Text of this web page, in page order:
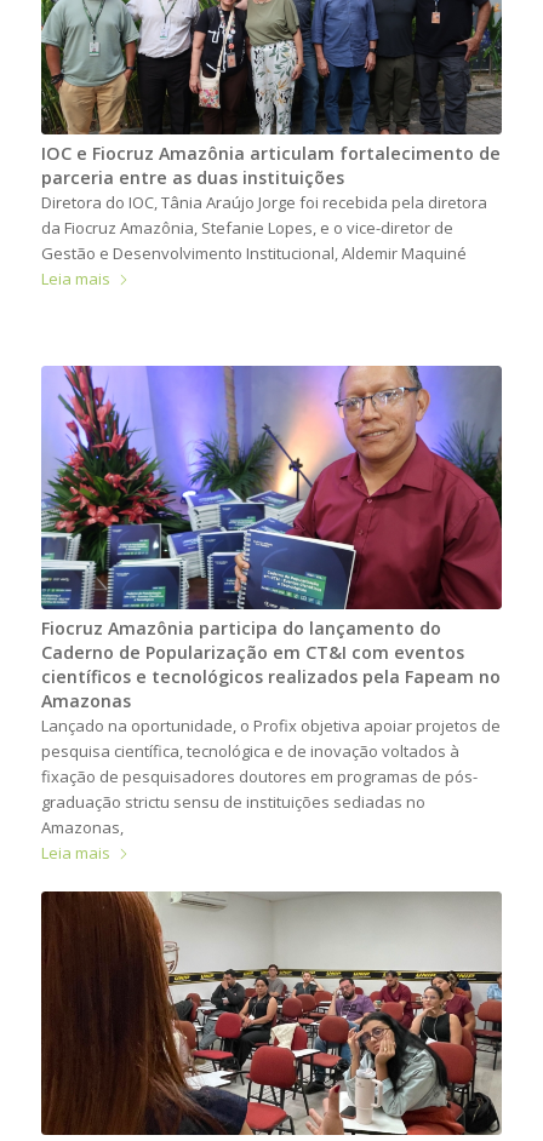
IOC e Fiocruz Amazônia articulam fortalecimento de
parceria entre as duas instituições
Diretora do IOC, Tânia Araújo Jorge foi recebida pela diretora
da Fiocruz Amazônia, Stefanie Lopes, e o vice-diretor de
Gestão e Desenvolvimento Institucional, Aldemir Maquiné
Leia mais
Fiocruz Amazônia participa do lançamento do
Caderno de Popularização em CT&I com eventos
científicos e tecnológicos realizados pela Fapeam no
Amazonas
Lançado na oportunidade, o Profix objetiva apoiar projetos de
pesquisa científica, tecnológica e de inovação voltados à
fixação de pesquisadores doutores em programas de pós-
graduação strictu sensu de instituições sediadas no
Amazonas,
Leia mais